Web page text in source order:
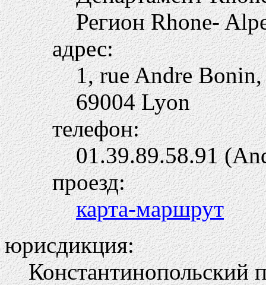
Регион Rhone-
адрес:
1, rue Andre Bonin,
69004 Lyon
телефон:
01.39.89.58.91
проезд:
карта-маршрут
юрисдикция:
Константинопольский